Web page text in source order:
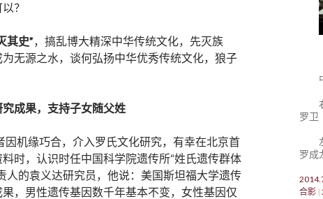
？
其史”，搞乱博大精深中华传统文化，先灭族
无源之水，谈何弘扬中华优秀传统文化，狼子
成果，支持子女随父姓
因机缘巧合，介入罗氏文化研究，有幸在北京首
时，认识时任中国科学院遗传所“姓氏遗传群体
人的袁义达研究员，他说：美国斯坦福大学遗传
，男性遗传基因数千年基本不变，女性基因仅
罗卫
罗成
合影